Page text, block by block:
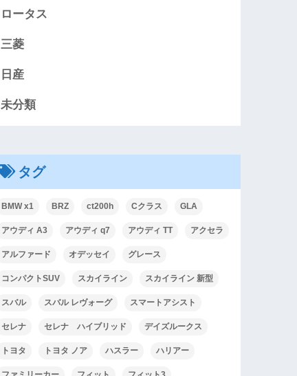
ロータス
三菱
日産
未分類
タグ
BMW x1 BRZ ct200h Cクラス GLA
アウディ A3 アウディ q7 アウディ TT アクセラ
アルファード オデッセイ グレース
コンパクトSUV スカイライン スカイライン 新型
スバル スバル レヴォーグ スマートアシスト
セレナ セレナ ハイブリッド デイズルークス
トヨタ トヨタ ノア ハスラー ハリアー